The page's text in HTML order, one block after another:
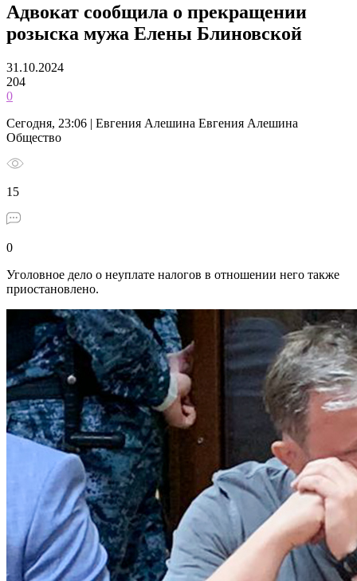
Адвокат сообщила о прекращении
розыска мужа Елены Блиновской
31.10.2024
204
0
Сегодня, 23:06 | Евгения Алешина Евгения Алешина
Общество
15
0
Уголовное дело о неуплате налогов в отношении него также
приостановлено.